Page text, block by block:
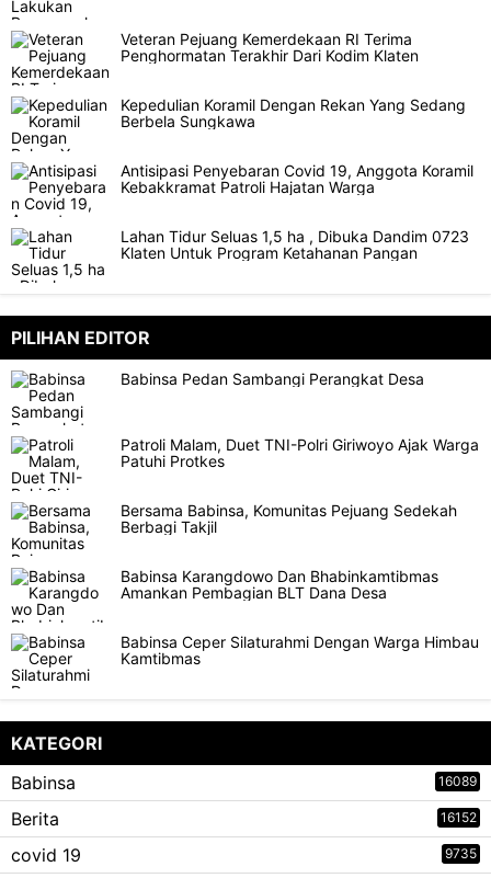
Veteran Pejuang Kemerdekaan RI Terima
Penghormatan Terakhir Dari Kodim Klaten
Kepedulian Koramil Dengan Rekan Yang Sedang
Berbela Sungkawa
Antisipasi Penyebaran Covid 19, Anggota Koramil
Kebakkramat Patroli Hajatan Warga
Lahan Tidur Seluas 1,5 ha , Dibuka Dandim 0723
Klaten Untuk Program Ketahanan Pangan
PILIHAN EDITOR
Babinsa Pedan Sambangi Perangkat Desa
Patroli Malam, Duet TNI-Polri Giriwoyo Ajak Warga
Patuhi Protkes
Bersama Babinsa, Komunitas Pejuang Sedekah
Berbagi Takjil
Babinsa Karangdowo Dan Bhabinkamtibmas
Amankan Pembagian BLT Dana Desa
Babinsa Ceper Silaturahmi Dengan Warga Himbau
Kamtibmas
KATEGORI
Babinsa
16089
Berita 16152
covid 19 9735